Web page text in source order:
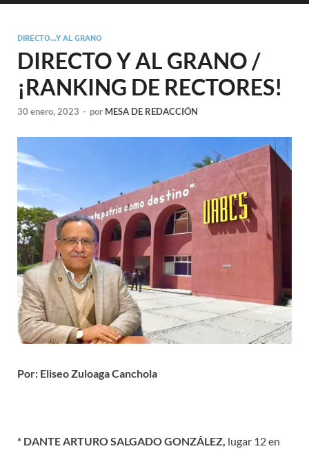
DIRECTO...Y AL GRANO
DIRECTO Y AL GRANO /
¡RANKING DE RECTORES!
30 enero, 2023 - por MESA DE REDACCIÓN
Por: Eliseo Zuloaga Canchola
* DANTE ARTURO SALGADO GONZÁLEZ, lugar 12 en